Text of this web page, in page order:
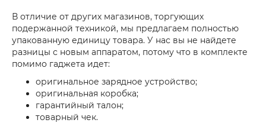
В отличие от других магазинов, торгующих
подержанной техникой, мы предлагаем полностью
упакованную единицу товара. У нас вы не найдете
разницы с новым аппаратом, потому что в комплекте
помимо гаджета идет:
оригинальное зарядное устройство;
оригинальная коробка;
гарантийный талон;
товарный чек.